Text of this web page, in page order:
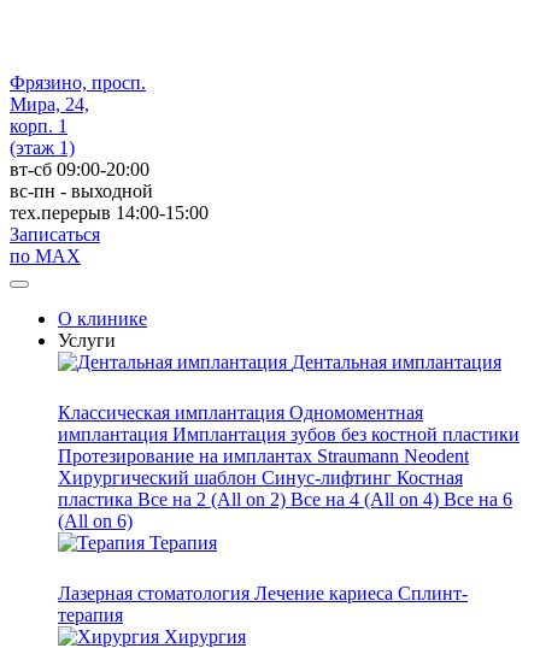
Фрязино, просп.
Мира, 24,
корп. 1
(этаж 1)
вт-сб 09:00-20:00
вс-пн - выходной
тех.перерыв 14:00-15:00
Записаться
по MAX
О клинике
Услуги
Дентальная имплантация
Классическая имплантация Одномоментная
имплантация Имплантация зубов без костной пластики
Протезирование на имплантах Straumann Neodent
Хирургический шаблон Синус-лифтинг Костная
пластика Все на 2 (All on 2) Все на 4 (All on 4) Все на 6
(All on 6)
Терапия
Лазерная стоматология Лечение кариеса Сплинт-
терапия
Хирургия